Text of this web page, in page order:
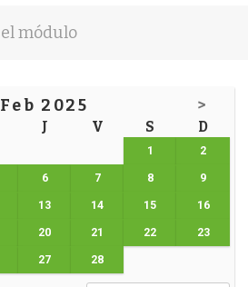
Feb 2025 >
J V S D
1 2
6 7 8 9
13 14 15 16
20 21 22 23
27 28